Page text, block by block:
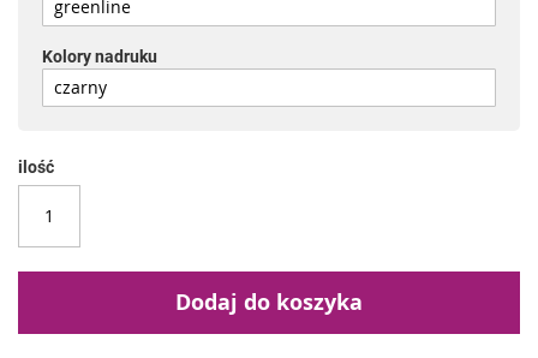
Kolory nadruku
ilość
Dodaj do koszyka